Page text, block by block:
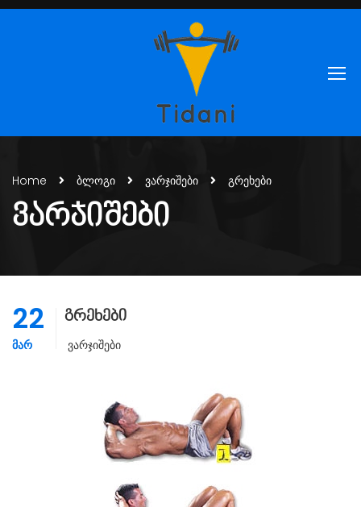
Home ბლოგი ვარჯიშები გრეხები
ᲕᲐᲠᲯᲘᲨᲔᲑᲘ
22
ᲛᲐᲠ
გრეხები
Ვარჯიშები